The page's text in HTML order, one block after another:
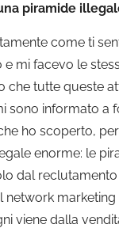
piramide
come ti
e mi facevo le
che tutte queste
sono informato a
ho scoperto,
enorme: le
dal
network
viene dalla